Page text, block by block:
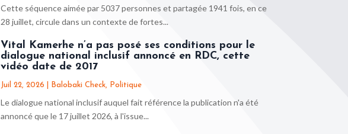
Cette séquence aimée par 5037 personnes et partagée 1941 fois, en ce
28 juillet, circule dans un contexte de fortes...
Vital Kamerhe n’a pas posé ses conditions pour le
dialogue national inclusif annoncé en RDC, cette
vidéo date de 2017
Juil 22, 2026 Balobaki Check, Politique
Le dialogue national inclusif auquel fait référence la publication n'a été
annoncé que le 17 juillet 2026, à l'issue...